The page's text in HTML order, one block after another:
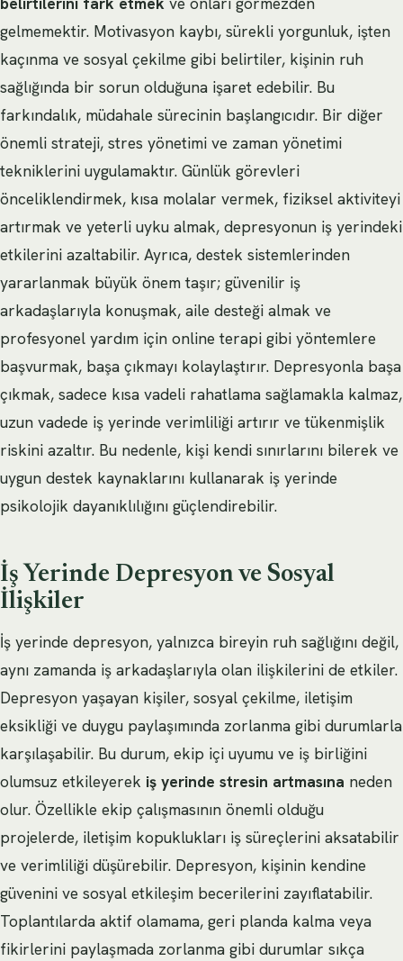
gelmemektir. Motivasyon kaybı, sürekli yorgunluk, işten
kaçınma ve sosyal çekilme gibi belirtiler, kişinin ruh
sağlığında bir sorun olduğuna işaret edebilir. Bu
farkındalık, müdahale sürecinin başlangıcıdır. Bir diğer
önemli strateji, stres yönetimi ve zaman yönetimi
tekniklerini uygulamaktır. Günlük görevleri
önceliklendirmek, kısa molalar vermek, fiziksel aktiviteyi
artırmak ve yeterli uyku almak, depresyonun iş yerindeki
etkilerini azaltabilir. Ayrıca, destek sistemlerinden
yararlanmak büyük önem taşır; güvenilir iş
arkadaşlarıyla konuşmak, aile desteği almak ve
profesyonel yardım için online terapi gibi yöntemlere
başvurmak, başa çıkmayı kolaylaştırır. Depresyonla başa
çıkmak, sadece kısa vadeli rahatlama sağlamakla kalmaz,
uzun vadede iş yerinde verimliliği artırır ve tükenmişlik
riskini azaltır. Bu nedenle, kişi kendi sınırlarını bilerek ve
uygun destek kaynaklarını kullanarak iş yerinde
psikolojik dayanıklılığını güçlendirebilir.
İş Yerinde Depresyon ve Sosyal
İlişkiler
İş yerinde depresyon, yalnızca bireyin ruh sağlığını değil,
aynı zamanda iş arkadaşlarıyla olan ilişkilerini de etkiler.
Depresyon yaşayan kişiler, sosyal çekilme, iletişim
eksikliği ve duygu paylaşımında zorlanma gibi durumlarla
karşılaşabilir. Bu durum, ekip içi uyumu ve iş birliğini
olumsuz etkileyerek iş yerinde stresin artmasına neden
olur. Özellikle ekip çalışmasının önemli olduğu
projelerde, iletişim kopuklukları iş süreçlerini aksatabilir
ve verimliliği düşürebilir. Depresyon, kişinin kendine
güvenini ve sosyal etkileşim becerilerini zayıflatabilir.
Toplantılarda aktif olamama, geri planda kalma veya
fikirlerini paylaşmada zorlanma gibi durumlar sıkça